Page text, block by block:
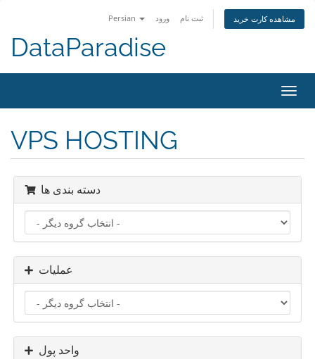
Persian ورود ثبت نام مشاهده کارت خرید
DataParadise
تغییر
VPS HOSTING
دسته بندی ها
عملیات
واحد پول